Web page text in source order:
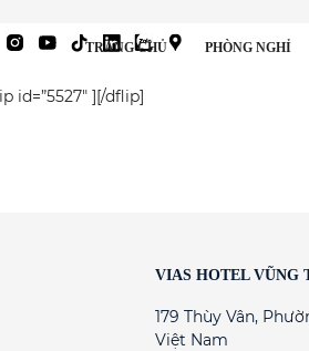
TRANG CHỦ PHÒNG NGHỈ
id=”5527″ ][/dflip]
VIAS HOTEL VŨNG
179 Thùy Vân,
Việt Nam